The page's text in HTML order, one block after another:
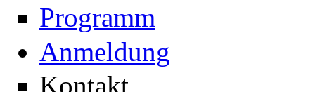
Programm
Anmeldung
Kontakt